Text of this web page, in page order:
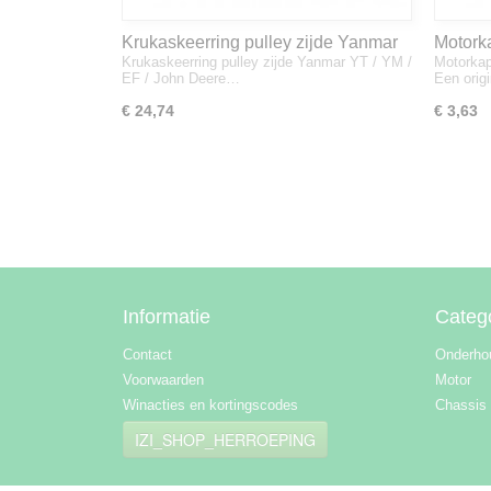
Krukaskeerring pulley zijde Yanmar
YT / YM / EF / John Deere - 119934-
01800
Krukaskeerring pulley zijde Yanmar YT / YM /
EF / John Deere…
€ 24,74
Een
€ 3,63
Informatie
Contact
Voorwaarden
Winacties en kortingscodes
IZI_SHOP_HERROEPING
Motor
Chassis